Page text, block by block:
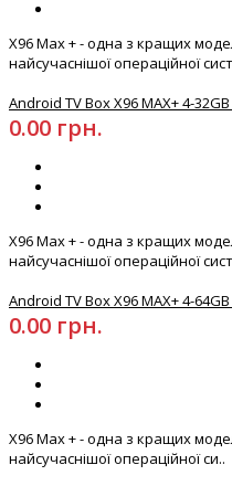
X96 Max + - одна з кращих
найсучаснішої операційної
Android TV Box X96 MAX+ 4-
0.00 грн.
X96 Max + - одна з кращих
найсучаснішої операційної
Android TV Box X96 MAX+ 4-
0.00 грн.
X96 Max + - одна з кращих
найсучаснішої операційної си..